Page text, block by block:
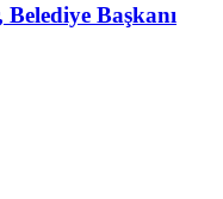
Başkanı